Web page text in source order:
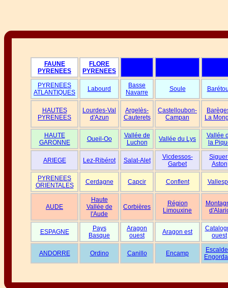
FAUNE
PYRENEES
FLORE
PYRENEES
PYRENEES
ATLANTIQUES
Labourd
Basse
Navarre
Soule
HAUTES
PYRENEES
Lourdes-Val
d'Azun
Argelès-
Cauterets
Castelloubon-
Campan
La
HAUTE
GARONNE
Oueil-Oo
Vallée de
Luchon
Vallée du Lys
Vallée
la
ARIEGE Lez-Ribérot Salat-Alet
Vicdessos-
Garbet
Aston
PYRENEES
ORIENTALES
Cerdagne Capcir Conflent
AUDE
Haute
Vallée de
l'Aude
Corbières
Région
Limouxine
ESPAGNE
Pays
Basque
Aragon
ouest
Aragon est
ouest
ANDORRE Ordino Canillo Encamp